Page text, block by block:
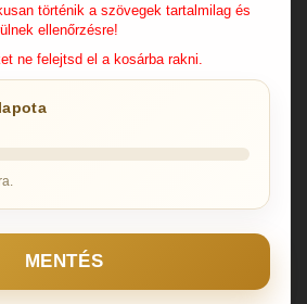
történik a szövegek tartalmilag és
ellenőrzésre!
ne felejtsd el a kosárba rakni.
MENTÉS